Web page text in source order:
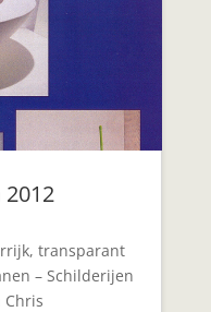
transparant
– Schilderijen
Chris